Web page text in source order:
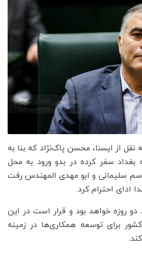
نقل از ایسنا، محسن پاک‌نژاد که بنا به
سفر کرده در بدو ورود به محل
سلیمانی و ابو مهدی المهندس رفت
ادای احترام کرد.
دو روزه خواهد بود و قرار است در این
برای توسعه همکاری‌ها در زمینه